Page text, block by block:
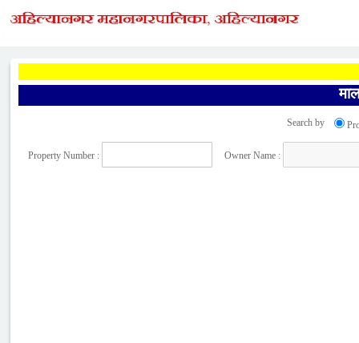
Search by
Property Number : Owner Name :